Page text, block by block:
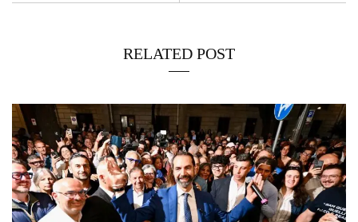
RELATED POST